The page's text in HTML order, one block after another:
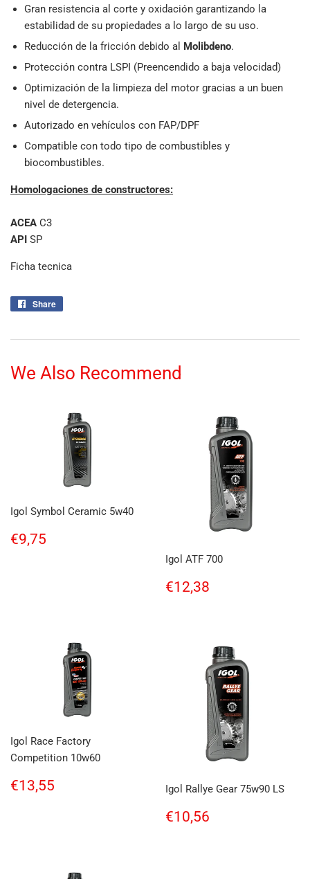
Gran resistencia al corte y oxidación garantizando la
estabilidad de su propiedades a lo largo de su uso.
Reducción de la fricción debido al Molibdeno.
Protección contra LSPI (Preencendido a baja velocidad)
Optimización de la limpieza del motor gracias a un buen
nivel de detergencia.
Autorizado en vehículos con FAP/DPF
Compatible con todo tipo de combustibles y
biocombustibles.
Homologaciones de constructores:
ACEA C3
API SP
Ficha tecnica
Share
We Also Recommend
Igol Symbol Ceramic 5w40
Regular
price
€9,75
Igol ATF 700
Regular
price
€12,38
Igol Race Factory
Competition 10w60
Regular
price
€13,55 Igol Rallye Gear 75w90 LS
Regular
price
€10,56